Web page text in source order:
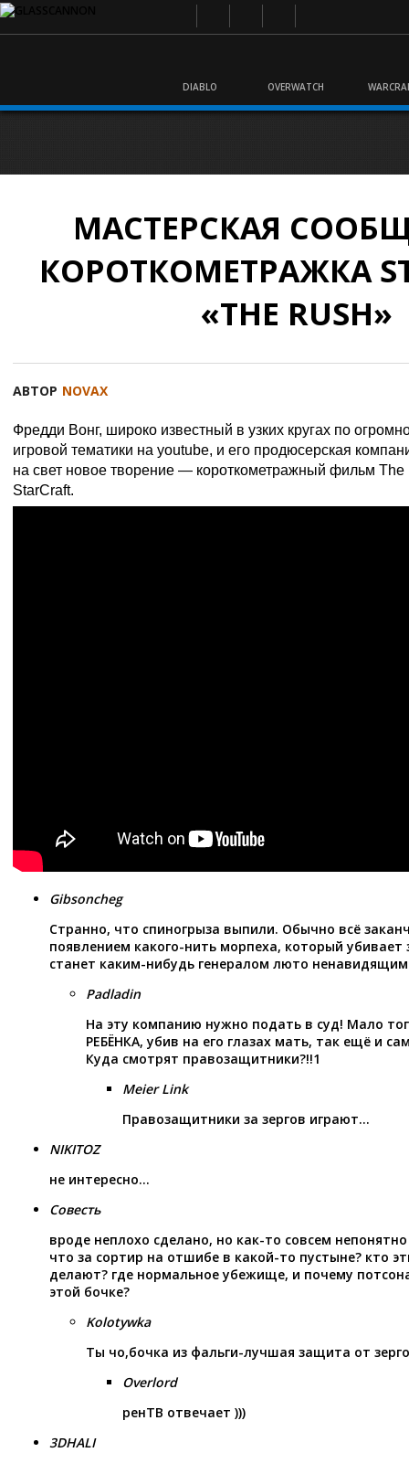
DIABLO OVERWATCH
МАСТЕРСКАЯ
КОРОТКОМЕТРАЖКА
«THE RUSH»
АВТОР NOVAX
Фредди Вонг, широко известный в узких кругах по
игровой тематики на youtube, и его продюсерская
на свет новое творение — короткометражный фильм The
StarCraft.
Gibsoncheg
Странно, что спиногрыза выпили. Обычно всё
появлением какого-нить морпеха, который убивает
станет каким-нибудь генералом люто
Padladin
На эту компанию нужно подать в суд! Мало
РЕБЁНКА, убив на его глазах мать, так ещё и
Куда смотрят правозащитники?!!1
Meier Link
Правозащитники за зергов играют…
NIKITOZ
не интересно…
Совесть
вроде неплохо сделано, но как-то совсем непонятно
что за сортир на отшибе в какой-то пустыне? кто
делают? где нормальное убежище, и почему
этой бочке?
Kolotywka
Ты чо,бочка из фальги-лучшая защита от
Overlord
ренТВ отвечает )))
3DHALI